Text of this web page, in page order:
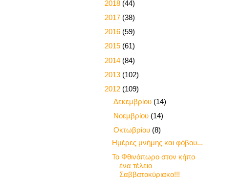
2018 (44)
2017 (38)
2016 (59)
2015 (61)
2014 (84)
2013 (102)
2012 (109)
Δεκεμβρίου (14)
Νοεμβρίου (14)
Οκτωβρίου (8)
Ημέρες μνήμης και φόβου...
Το Φθινόπωρο στον κήπο
ένα τέλειο
Σαββατοκύριακο!!!